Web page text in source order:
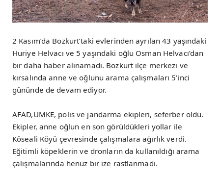
2 Kasım’da Bozkurt’taki evlerinden ayrılan 43 yaşındaki
Huriye Helvacı ve 5 yaşındaki oğlu Osman Helvacı’dan
bir daha haber alınamadı. Bozkurt ilçe merkezi ve
kırsalında anne ve oğlunu arama çalışmaları 5’inci
gününde de devam ediyor.
AFAD,UMKE, polis ve jandarma ekipleri, seferber oldu.
Ekipler, anne oğlun en son görüldükleri yollar ile
Köseali Köyü çevresinde çalışmalara ağırlık verdi.
Eğitimli köpeklerin ve dronların da kullanıldığı arama
çalışmalarında henüz bir ize rastlanmadı.